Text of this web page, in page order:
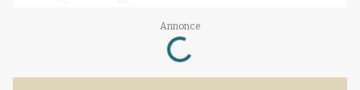
Annonce
Loading...